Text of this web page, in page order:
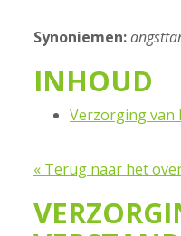
Synoniemen:
INHOUD
Verzorging van
« Terug naar het